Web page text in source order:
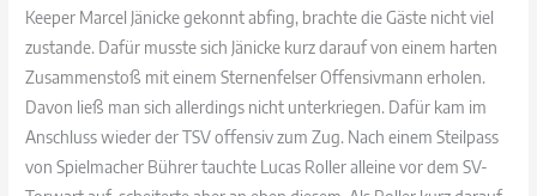
Keeper Marcel Jänicke gekonnt abfing, brachte die Gäste nicht viel
zustande. Dafür musste sich Jänicke kurz darauf von einem harten
Zusammenstoß mit einem Sternenfelser Offensivmann erholen.
Davon ließ man sich allerdings nicht unterkriegen. Dafür kam im
Anschluss wieder der TSV offensiv zum Zug. Nach einem Steilpass
von Spielmacher Bührer tauchte Lucas Roller alleine vor dem SV-